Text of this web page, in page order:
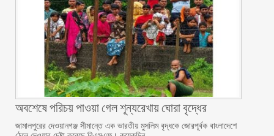
অবশেষে পরিচয় পাওয়া গেল শূন্যরেখায় ঘোরা বৃদ্ধের
জামালপুরের দেওয়ানগঞ্জ সীমান্তে এক ভারতীয় মুসলিম বৃদ্ধকে জোরপূর্বক বাংলাদেশে